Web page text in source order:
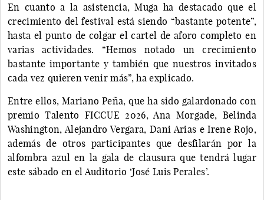
En cuanto a la asistencia, Muga ha destacado que el
crecimiento del festival está siendo “bastante potente”,
hasta el punto de colgar el cartel de aforo completo en
varias actividades. “Hemos notado un crecimiento
bastante importante y también que nuestros invitados
cada vez quieren venir más”, ha explicado.
Entre ellos, Mariano Peña, que ha sido galardonado con
premio Talento FICCUE 2026, Ana Morgade, Belinda
Washington, Alejandro Vergara, Dani Arias e Irene Rojo,
además de otros participantes que desfilarán por la
alfombra azul en la gala de clausura que tendrá lugar
este sábado en el Auditorio ‘José Luis Perales’.